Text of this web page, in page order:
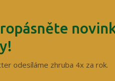
odesíláme zhruba 4x za rok.